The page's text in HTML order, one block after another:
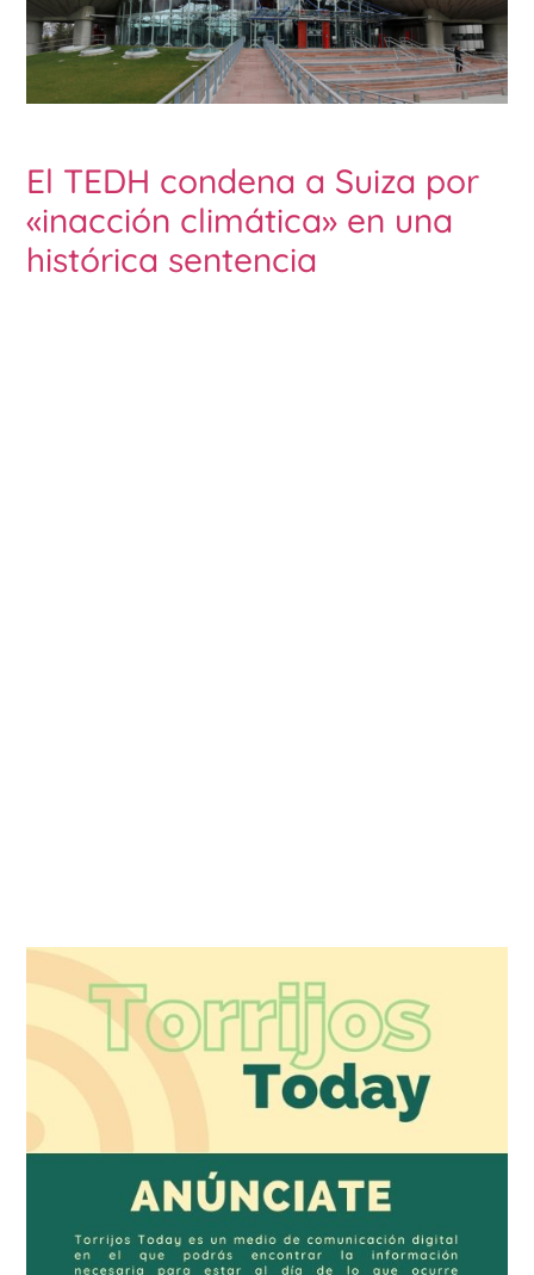
El TEDH condena a Suiza por
«inacción climática» en una
histórica sentencia